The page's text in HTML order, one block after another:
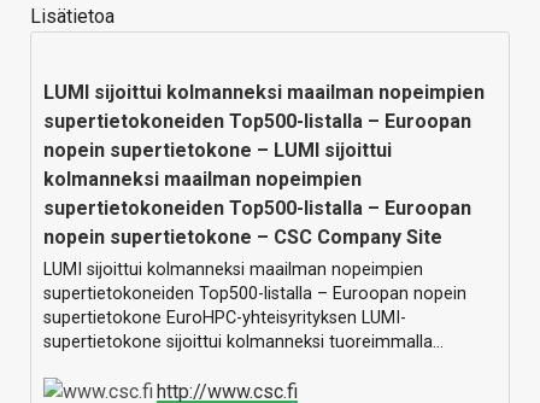
Lisätietoa
LUMI sijoittui kolmanneksi maailman nopeimpien
supertietokoneiden Top500-listalla – Euroopan
nopein supertietokone – LUMI sijoittui
kolmanneksi maailman nopeimpien
supertietokoneiden Top500-listalla – Euroopan
nopein supertietokone – CSC Company Site
LUMI sijoittui kolmanneksi maailman nopeimpien
supertietokoneiden Top500-listalla – Euroopan nopein
supertietokone EuroHPC-yhteisyrityksen LUMI-
supertietokone sijoittui kolmanneksi tuoreimmalla…
http://www.csc.fi